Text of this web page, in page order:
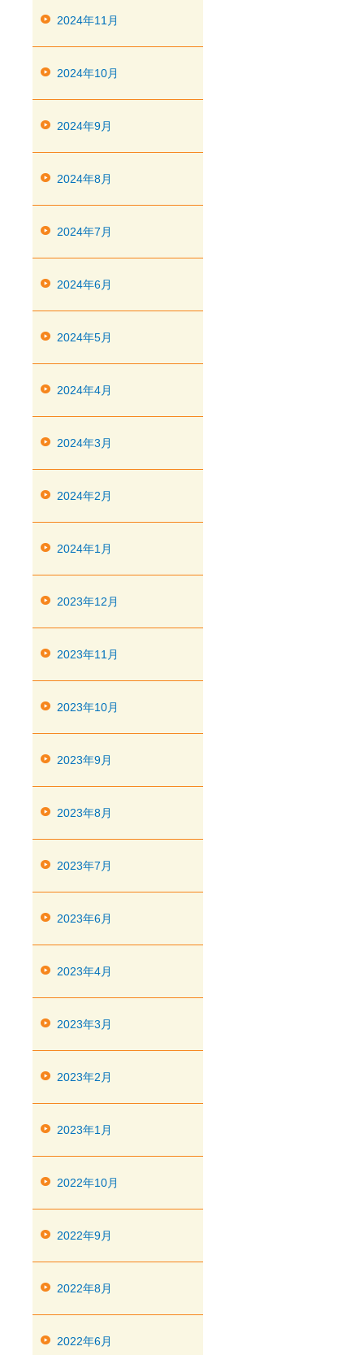
2024年11月
2024年10月
2024年9月
2024年8月
2024年7月
2024年6月
2024年5月
2024年4月
2024年3月
2024年2月
2024年1月
2023年12月
2023年11月
2023年10月
2023年9月
2023年8月
2023年7月
2023年6月
2023年4月
2023年3月
2023年2月
2023年1月
2022年10月
2022年9月
2022年8月
2022年6月